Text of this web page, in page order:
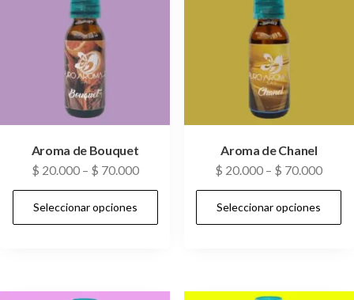
Aroma de Bouquet
$ 20.000– $ 70.000
Seleccionar opciones
Aroma de Chanel
$ 20.000 – $ 70.000
Seleccionar opciones